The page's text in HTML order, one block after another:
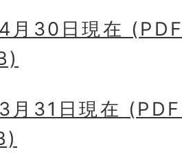
月30日現在
月31日現在